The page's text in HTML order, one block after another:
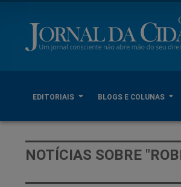
EDITORIAIS BLOGS E COLUNAS
NOTÍCIAS SOBRE